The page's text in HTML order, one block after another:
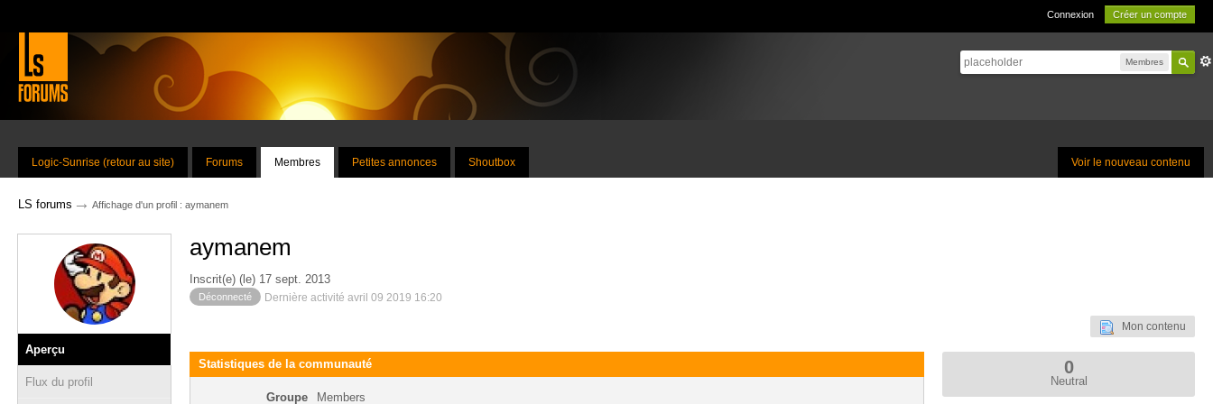
Connexion Créer un compte
Membres
Voir le nouveau contenu
Logic-Sunrise (retour au site) Forums Membres Petites annonces Shoutbox
LS forums → Affichage d'un profil : aymanem
Aperçu
Flux du profil
aymanem
Inscrit(e) (le) 17 sept. 2013
Déconnecté Dernière activité avril 09 2019 16:20
Mon contenu
Statistiques de la communauté
Groupe Members
0
Neutral